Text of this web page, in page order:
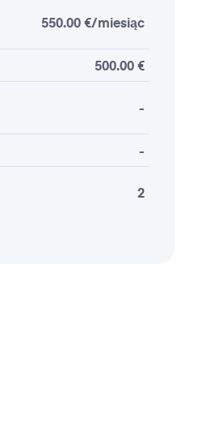
550.00 €/miesiąc
500.00 €
-
-
2